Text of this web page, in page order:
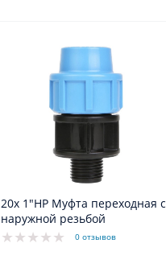
20х 1"НР Муфта переходная с
наружной резьбой
0 отзывов